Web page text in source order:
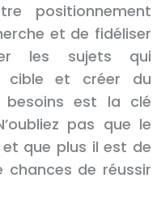
positionnement
et de fidéliser
les sujets qui
cible et créer du
est la clé
pas que le
que plus il est de
chances de réussir